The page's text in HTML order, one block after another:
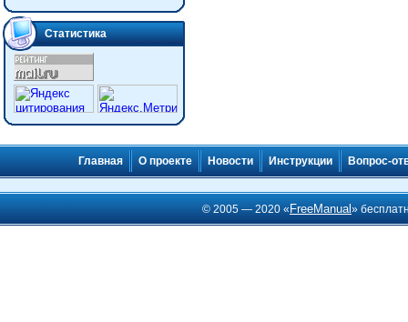
Статистика
Главная О проекте Новости Инструкции Вопрос-
© 2005 — 2020 « FreeManual»